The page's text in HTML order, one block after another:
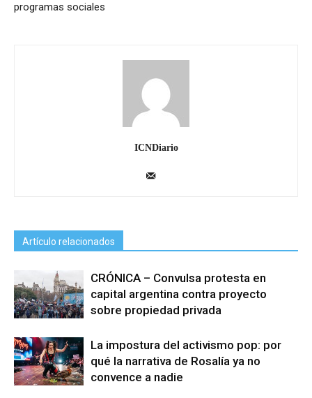
programas sociales
ICNDiario
Artículo relacionados
CRÓNICA – Convulsa protesta en
capital argentina contra proyecto
sobre propiedad privada
La impostura del activismo pop: por
qué la narrativa de Rosalía ya no
convence a nadie